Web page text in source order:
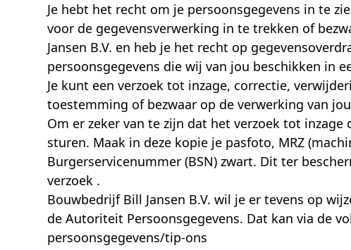
Je hebt het recht om je persoonsgegevens in te
voor de gegevensverwerking in te trekken of
Jansen B.V. en heb je het recht op
persoonsgegevens die wij van jou beschikken in
Je kunt een verzoek tot inzage, correctie,
toestemming of bezwaar op de verwerking van
Om er zeker van te zijn dat het verzoek tot
sturen. Maak in deze kopie je pasfoto, MRZ
Burgerservicenummer (BSN) zwart. Dit ter
verzoek .
Bouwbedrijf Bill Jansen B.V. wil je er tevens op
de Autoriteit Persoonsgegevens. Dat kan via de
persoonsgegevens/tip-ons